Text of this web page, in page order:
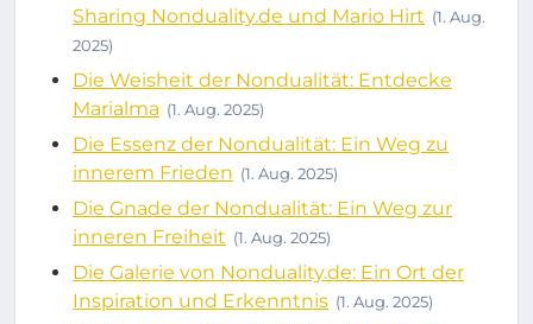
Sharing Nonduality.de und Mario Hirt (1. Aug.
2025)
Die Weisheit der Nondualität: Entdecke
Marialma (1. Aug. 2025)
Die Essenz der Nondualität: Ein Weg zu
innerem Frieden (1. Aug. 2025)
Die Gnade der Nondualität: Ein Weg zur
inneren Freiheit (1. Aug. 2025)
Die Galerie von Nonduality.de: Ein Ort der
Inspiration und Erkenntnis (1. Aug. 2025)